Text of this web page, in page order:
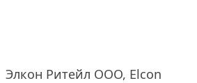
Элкон Ритейл ООО, Elcon